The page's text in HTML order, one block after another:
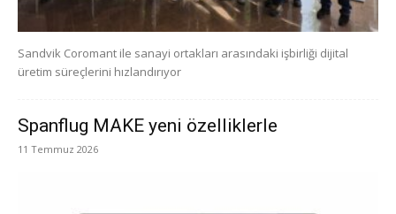
Sandvik Coromant ile sanayi ortakları arasındaki işbirliği dijital
üretim süreçlerini hızlandırıyor
Spanflug MAKE yeni özelliklerle
11 Temmuz 2026